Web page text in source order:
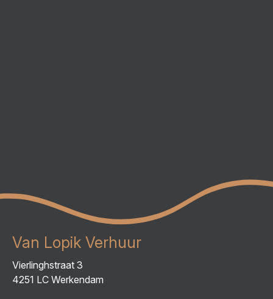
Van Lopik Verhuur
Vierlinghstraat 3
4251 LC Werkendam